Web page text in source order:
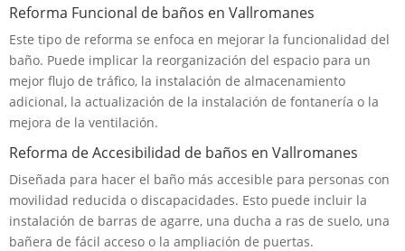
Reforma Funcional de baños en Vallromanes
Este tipo de reforma se enfoca en mejorar la funcionalidad del
baño. Puede implicar la reorganización del espacio para un
mejor flujo de tráfico, la instalación de almacenamiento
adicional, la actualización de la instalación de fontanería o la
mejora de la ventilación.
Reforma de Accesibilidad de baños en Vallromanes
Diseñada para hacer el baño más accesible para personas con
movilidad reducida o discapacidades. Esto puede incluir la
instalación de barras de agarre, una ducha a ras de suelo, una
bañera de fácil acceso o la ampliación de puertas.